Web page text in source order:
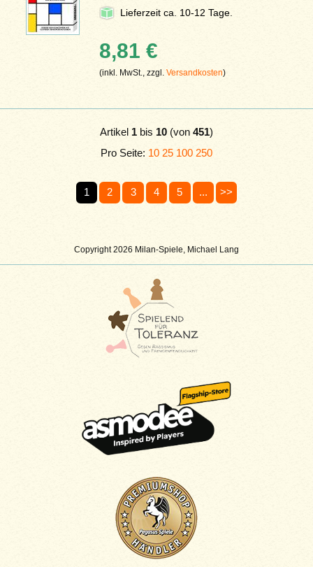
Copyright 2026 Milan-Spiele, Michael Lang
Lieferzeit ca. 10-12 Tage.
8,81 €
(inkl. MwSt., zzgl.Versandkosten)
Artikel 1 bis 10 (von 451)
Pro Seite: 10 25 100 250
1 2 3 4 5 ... >>